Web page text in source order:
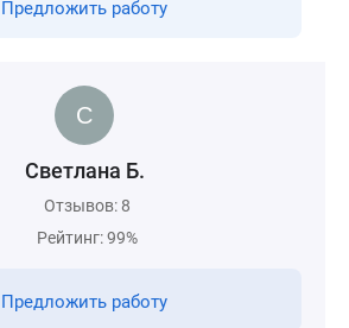
Предложить работу
Светлана Б.
Отзывов: 8
Рейтинг: 99%
Предложить работу